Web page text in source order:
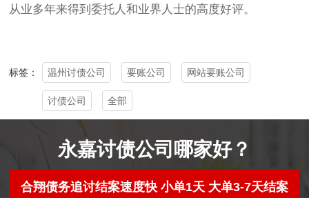
从业多年来得到委托人和业界人士的高度好评。
标签： 温州讨债公司 要账公司 网站要账公司
讨债公司 全部
永嘉讨债公司哪家好？
合翔债务追讨结案速度快 小单1天 大单3-7天结案